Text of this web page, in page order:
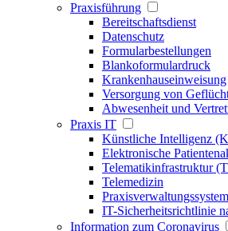
Praxisführung
Bereitschaftsdienst
Datenschutz
Formularbestellungen
Blankoformulardruck
Krankenhauseinweisung
Versorgung von
Abwesenheit und
Praxis IT
Künstliche Intelligenz
Elektronische
Telematikinfrastruktur
Telemedizin
IT-Sicherheitsrichtlinie
Information zum Coronavirus